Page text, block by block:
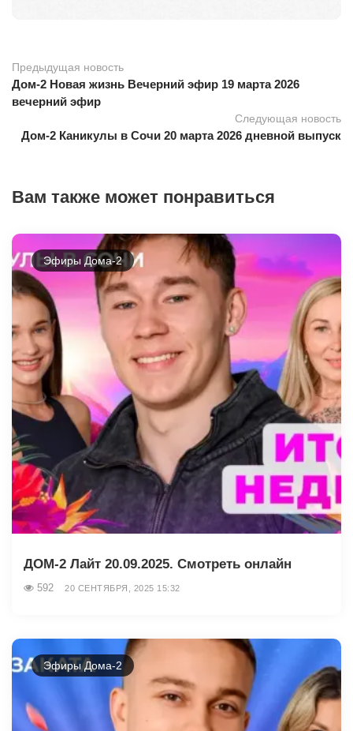
Предыдущая новость
Дом-2 Новая жизнь Вечерний эфир 19 марта 2026
вечерний эфир
Следующая новость
Дом-2 Каникулы в Сочи 20 марта 2026 дневной выпуск
Вам также может понравиться
Эфиры Дома-2
ДОМ-2 Лайт 20.09.2025. Смотреть онлайн
592 20 СЕНТЯБРЯ, 2025 15:32
Эфиры Дома-2